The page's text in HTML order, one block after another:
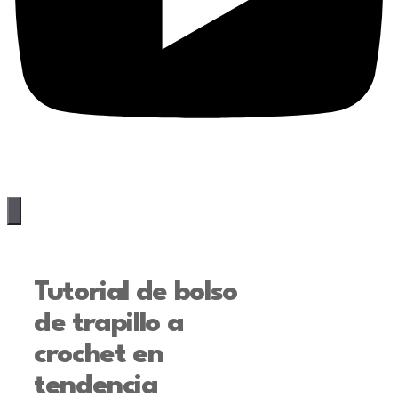
Tutorial de bolso
de trapillo a
crochet en
tendencia